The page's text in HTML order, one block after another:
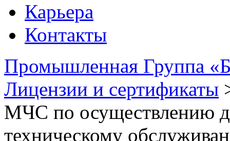
Карьера
Контакты
Промышленная Группа
Лицензии и сертификаты
МЧС по осуществлению
техническому